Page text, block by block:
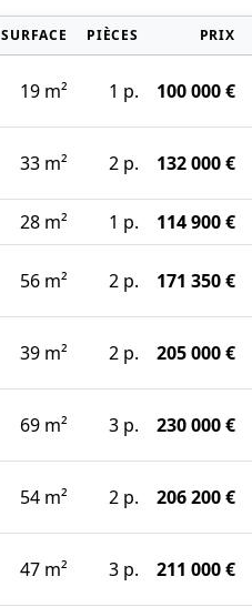
SURFACE PIÈCES PRIX
19 m² 1 p. 100 000 €
33 m² 2 p. 132 000 €
28 m² 1 p. 114 900 €
56 m² 2 p. 171 350 €
39 m² 2 p. 205 000 €
69 m² 3 p. 230 000 €
54 m² 2 p. 206 200 €
47 m² 3 p. 211 000 €